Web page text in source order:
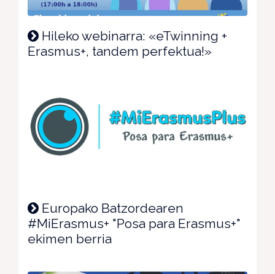
Hileko webinarra: «eTwinning +
Erasmus+, tandem perfektua!»
Europako Batzordearen
#MiErasmus+ "Posa para Erasmus+"
ekimen berria